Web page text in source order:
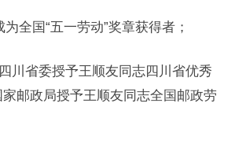
全国“五一劳动”奖章获得者；
川省委授予王顺友同志四川省优秀
邮政局授予王顺友同志全国邮政劳